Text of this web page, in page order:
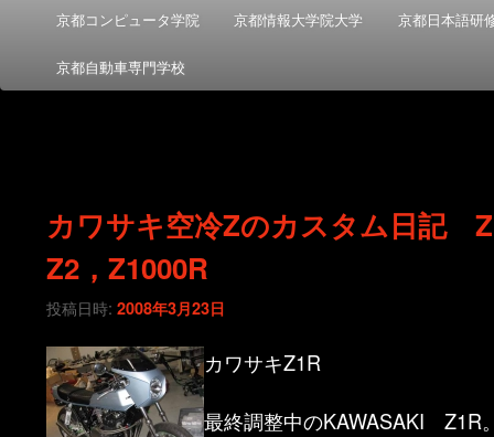
メ
メ
イ
ン
ン
ツ
サ
ブ
テ
ツ
へ
京都コンピュータ学院 京都情報大学院大学 京都日本語研
京都自動車専門学校
カワサキ空冷Zのカスタム日記
Z2，Z1000R
投稿日時:2008年3月23日
カワサキZ1R
最終調整中のKAWASAKI Z1R